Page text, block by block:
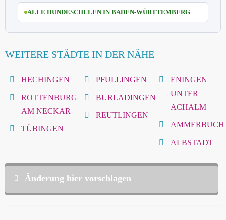
ALLE HUNDESCHULEN IN BADEN-WÜRTTEMBERG
WEITERE STÄDTE IN DER NÄHE
HECHINGEN
ROTTENBURG
AM NECKAR
TÜBINGEN
PFULLINGEN
BURLADINGEN
REUTLINGEN
ENINGEN
UNTER
ACHALM
AMMERBUCH
ALBSTADT
Änderung hier vorschlagen